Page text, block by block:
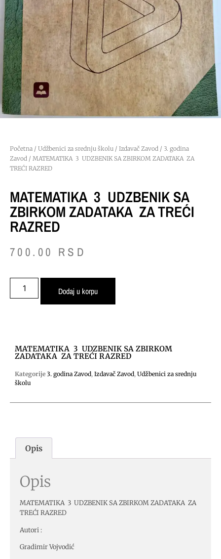
Početna / Udžbenici za srednju školu / Izdavač Zavod / 3. godina
Zavod / MATEMATIKA 3 UDZBENIK SA ZBIRKOM ZADATAKA ZA
TREĆI RAZRED
MATEMATIKA 3 UDZBENIK SA
ZBIRKOM ZADATAKA ZA TREĆI
RAZRED
700.00 RSD
Dodaj u korpu
MATEMATIKA 3 UDZBENIK SA ZBIRKOM
ZADATAKA ZA TREĆI RAZRED
Kategorije 3. godina Zavod, Izdavač Zavod, Udžbenici za srednju
školu
Opis
Opis
MATEMATIKA 3 UDZBENIK SA ZBIRKOM ZADATAKA ZA
TREĆI RAZRED
Autori :
Gradimir Vojvodić